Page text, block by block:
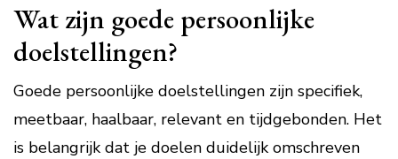
Wat zijn goede persoonlijke
doelstellingen?
Goede persoonlijke doelstellingen zijn specifiek,
meetbaar, haalbaar, relevant en tijdgebonden. Het
is belangrijk dat je doelen duidelijk omschreven